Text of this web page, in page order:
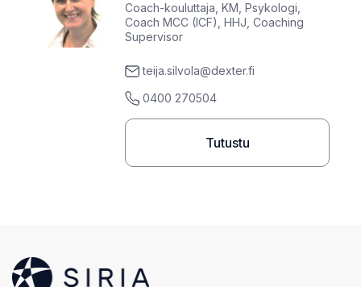
Coach-kouluttaja, KM, Psykologi,
Coach MCC (ICF), HHJ, Coaching
Supervisor
teija.silvola@dexter.fi
0400 270504
Tutustu